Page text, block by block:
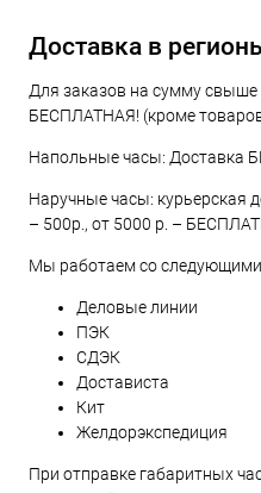
Доставка в
Для заказов на сумму свыше
БЕСПЛАТНАЯ! (кроме
Напольные часы: Доставка
Наручные часы: курьерская
– 500р., от 5000 р. –
Мы работаем со
Деловые линии
ПЭК
СДЭК
Достависта
Кит
Желдорэкспедиция
При отправке габаритных